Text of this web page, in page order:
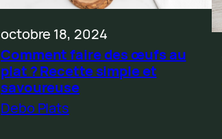
octobre 18, 2024
Comment faire des œufs au
plat ? Recette simple et
savoureuse
Debo Plats